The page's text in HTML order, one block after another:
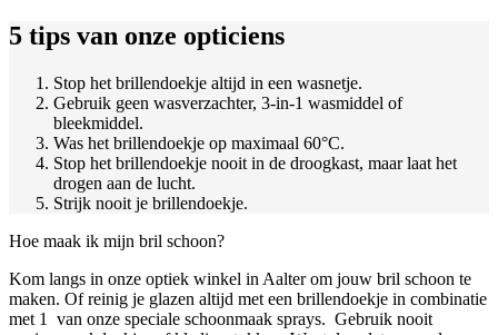
5 tips van onze opticiens
Stop het brillendoekje altijd in een wasnetje.
Gebruik geen wasverzachter, 3-in-1 wasmiddel of
bleekmiddel.
Was het brillendoekje op maximaal 60°C.
Stop het brillendoekje nooit in de droogkast, maar laat het
drogen aan de lucht.
Strijk nooit je brillendoekje.
Hoe maak ik mijn bril schoon?
Kom langs in onze optiek winkel in Aalter om jouw bril schoon te
maken. Of reinig je glazen altijd met een brillendoekje in combinatie
met 1 van onze speciale schoonmaak sprays. Gebruik nooit